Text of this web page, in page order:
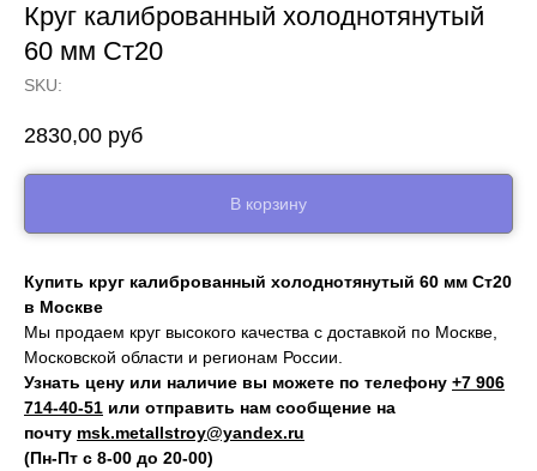
Круг калиброванный холоднотянутый
60 мм Ст20
SKU:
2830,00 руб
В корзину
Купить круг калиброванный холоднотянутый 60 мм Ст20
в Москве
Мы продаем круг высокого качества с доставкой по Москве,
Московской области и регионам России.
Узнать цену или наличие вы можете по телефону +7 906
714‑40-51 или отправить нам сообщение на
почту msk.metallstroy@yandex.ru
(Пн-Пт с 8-00 до 20-00)